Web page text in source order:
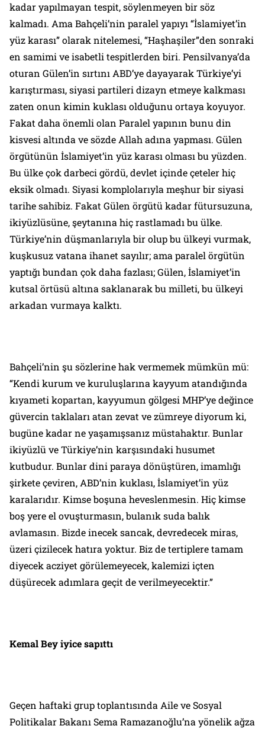
kadar yapılmayan tespit, söylenmeyen bir söz
kalmadı. Ama Bahçeli’nin paralel yapıyı “İslamiyet’in
yüz karası” olarak nitelemesi, “Haşhaşiler”den sonraki
en samimi ve isabetli tespitlerden biri. Pensilvanya’da
oturan Gülen’in sırtını ABD’ye dayayarak Türkiye’yi
karıştırması, siyasi partileri dizayn etmeye kalkması
zaten onun kimin kuklası olduğunu ortaya koyuyor.
Fakat daha önemli olan Paralel yapının bunu din
kisvesi altında ve sözde Allah adına yapması. Gülen
örgütünün İslamiyet’in yüz karası olması bu yüzden.
Bu ülke çok darbeci gördü, devlet içinde çeteler hiç
eksik olmadı. Siyasi komplolarıyla meşhur bir siyasi
tarihe sahibiz. Fakat Gülen örgütü kadar fütursuzuna,
ikiyüzlüsüne, şeytanına hiç rastlamadı bu ülke.
Türkiye’nin düşmanlarıyla bir olup bu ülkeyi vurmak,
kuşkusuz vatana ihanet sayılır; ama paralel örgütün
yaptığı bundan çok daha fazlası; Gülen, İslamiyet’in
kutsal örtüsü altına saklanarak bu milleti, bu ülkeyi
arkadan vurmaya kalktı.
Bahçeli’nin şu sözlerine hak vermemek mümkün mü:
“Kendi kurum ve kuruluşlarına kayyum atandığında
kıyameti kopartan, kayyumun gölgesi MHP’ye değince
güvercin taklaları atan zevat ve zümreye diyorum ki,
bugüne kadar ne yaşamışsanız müstahaktır. Bunlar
ikiyüzlü ve Türkiye’nin karşısındaki husumet
kutbudur. Bunlar dini paraya dönüştüren, imamlığı
şirkete çeviren, ABD’nin kuklası, İslamiyet’in yüz
karalarıdır. Kimse boşuna heveslenmesin. Hiç kimse
boş yere el ovuşturmasın, bulanık suda balık
avlamasın. Bizde inecek sancak, devredecek miras,
üzeri çizilecek hatıra yoktur. Biz de tertiplere tamam
diyecek acziyet görülemeyecek, kalemizi içten
düşürecek adımlara geçit de verilmeyecektir.”
Kemal Bey iyice sapıttı
Geçen haftaki grup toplantısında Aile ve Sosyal
Politikalar Bakanı Sema Ramazanoğlu’na yönelik ağza